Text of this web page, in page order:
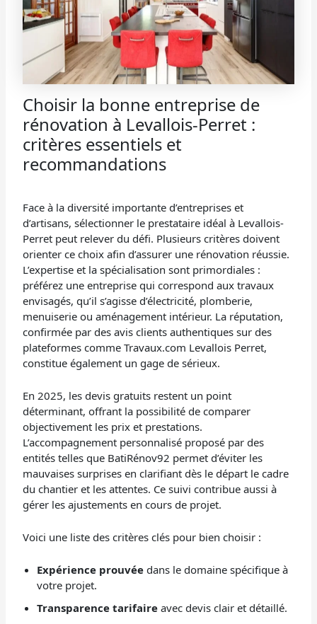
Choisir la bonne entreprise de
rénovation à Levallois-Perret :
critères essentiels et
recommandations
Face à la diversité importante d’entreprises et
d’artisans, sélectionner le prestataire idéal à Levallois-
Perret peut relever du défi. Plusieurs critères doivent
orienter ce choix afin d’assurer une rénovation réussie.
L’expertise et la spécialisation sont primordiales :
préférez une entreprise qui correspond aux travaux
envisagés, qu’il s’agisse d’électricité, plomberie,
menuiserie ou aménagement intérieur. La réputation,
confirmée par des avis clients authentiques sur des
plateformes comme Travaux.com Levallois Perret,
constitue également un gage de sérieux.
En 2025, les devis gratuits restent un point
déterminant, offrant la possibilité de comparer
objectivement les prix et prestations.
L’accompagnement personnalisé proposé par des
entités telles que BatiRénov92 permet d’éviter les
mauvaises surprises en clarifiant dès le départ le cadre
du chantier et les attentes. Ce suivi contribue aussi à
gérer les ajustements en cours de projet.
Voici une liste des critères clés pour bien choisir :
Expérience prouvée dans le domaine spécifique à
votre projet.
Transparence tarifaire avec devis clair et détaillé.